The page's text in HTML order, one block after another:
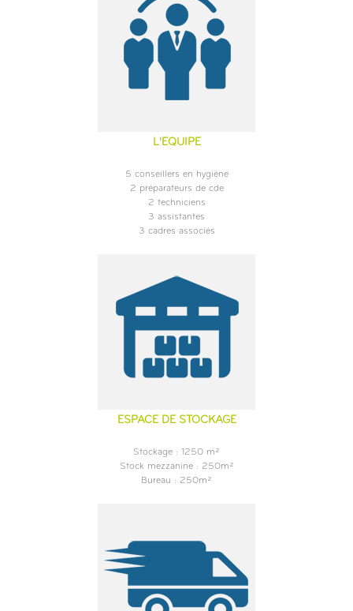
L'EQUIPE
5 conseillers en hygiène
2 préparateurs de cde
2 techniciens
3 assistantes
3 cadres associés
ESPACE DE STOCKAGE
Stockage : 1250 m²
Stock mezzanine : 250m²
Bureau : 250m²